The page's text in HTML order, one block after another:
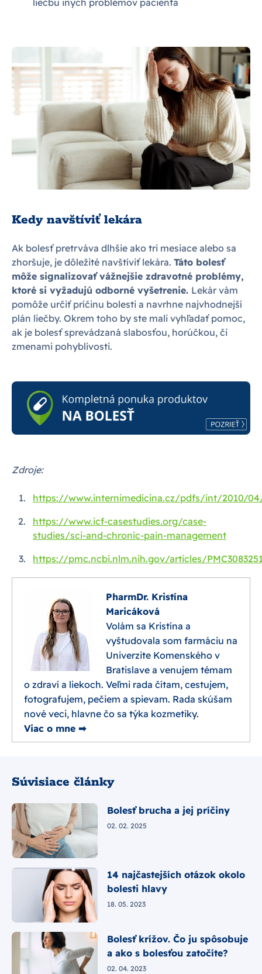
Kedy navštíviť lekára
Ak bolesť pretrváva dlhšie ako tri mesiace alebo sa
zhoršuje, je dôležité navštíviť lekára. Táto bolesť
môže signalizovať vážnejšie zdravotné problémy,
ktoré si vyžadujú odborné vyšetrenie. Lekár vám
pomôže určiť príčinu bolesti a navrhne najvhodnejší
plán liečby. Okrem toho by ste mali vyhľadať pomoc,
ak je bolesť sprevádzaná slabosťou, horúčkou, či
zmenami pohyblivosti.
Zdroje:
https://www.internimedicina.cz/pdfs/int/2010/
https://www.icf-casestudies.org/case-
studies/sci-and-chronic-pain-management
https://pmc.ncbi.nlm.nih.gov/articles/
PharmDr. Kristína
Maricáková
Volám sa Kristína a
vyštudovala som farmáciu na
Univerzite Komenského v
Bratislave a venujem témam
o zdraví a liekoch. Veľmi rada čítam, cestujem,
fotografujem, pečiem a spievam. Rada skúšam
nové veci, hlavne čo sa týka kozmetiky.
Viac o mne ➡
Súvisiace články
Bolesť brucha a jej príčiny
02. 02. 2025
14 najčastejších otázok okolo
bolesti hlavy
18. 05. 2023
Bolesť krížov. Čo ju spôsobuje
a ako s bolesťou zatočíte?
02. 04. 2023